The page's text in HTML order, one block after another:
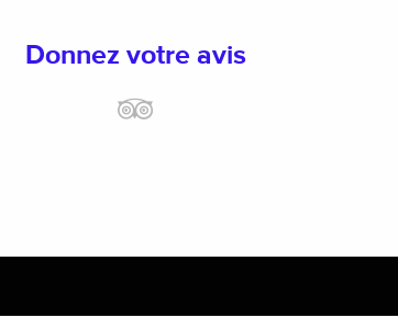
Donnez votre avis